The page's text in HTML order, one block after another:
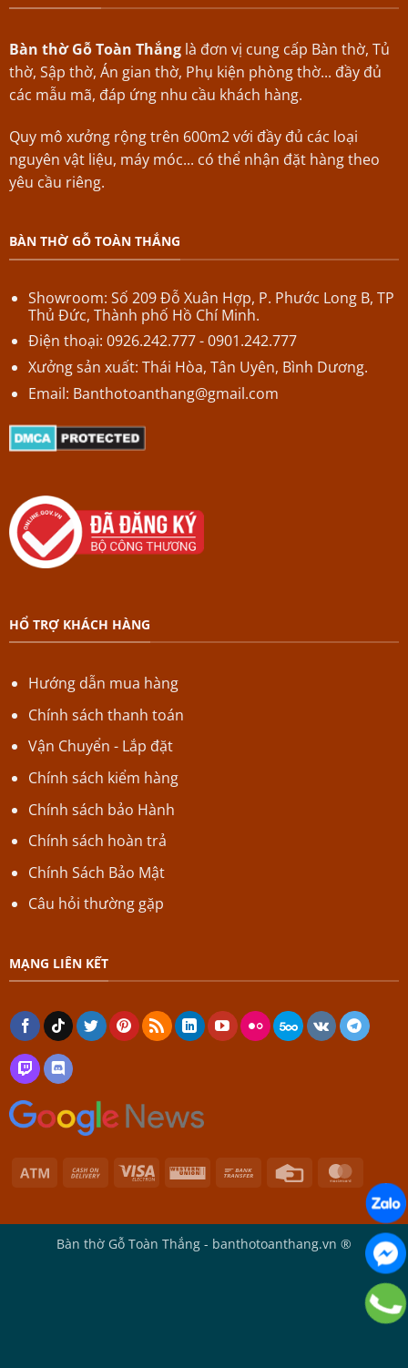
Bàn thờ Gỗ Toàn Thắnglà đơn vị cung cấp Bàn thờ, Tủ
thờ, Sập thờ, Án gian thờ, Phụ kiện phòng thờ... đầy đủ
các mẫu mã, đáp ứng nhu cầu khách hàng.
Quy mô xưởng rộng trên 600m2 với đầy đủ các loại
nguyên vật liệu, máy móc... có thể nhận đặt hàng theo
yêu cầu riêng.
BÀN THỜ GỖ TOÀN THẮNG
Showroom: Số 209 Đỗ Xuân Hợp, P. Phước Long B, TP
Thủ Đức, Thành phố Hồ Chí Minh.
Điện thoại: 0926.242.777 - 0901.242.777
Xưởng sản xuất: Thái Hòa, Tân Uyên, Bình Dương.
Email: Banthotoanthang@gmail.com
HỔ TRỢ KHÁCH HÀNG
Hướng dẫn mua hàng
Chính sách thanh toán
Vận Chuyển - Lắp đặt
Chính sách kiểm hàng
Chính sách bảo Hành
Chính sách hoàn trả
Chính Sách Bảo Mật
Câu hỏi thường gặp
MẠNG LIÊN KẾT
Atm
Cash
Visa
Western
Bank
Credit
Bàn thờ Gỗ Toàn Thắng - banthotoanthang.vn ®